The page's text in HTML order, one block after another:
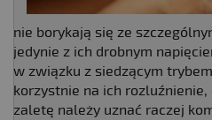
nie borykają się ze
jedynie z ich drobnym
w związku z siedzącym
korzystnie na ich rozluźnienie,
zaletę należy uznać raczej